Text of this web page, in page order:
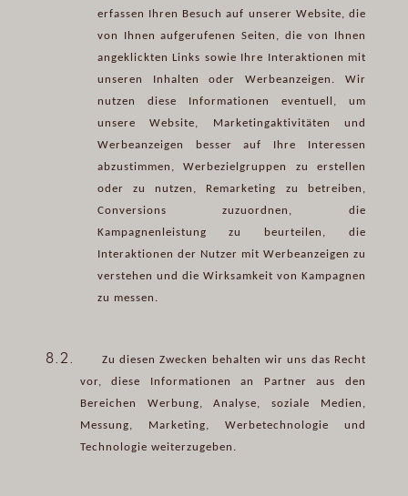
erfassen Ihren Besuch auf unserer Website, die
von Ihnen aufgerufenen Seiten, die von Ihnen
angeklickten Links sowie Ihre Interaktionen mit
unseren Inhalten oder Werbeanzeigen. Wir
nutzen diese Informationen eventuell, um
unsere Website, Marketingaktivitäten und
Werbeanzeigen besser auf Ihre Interessen
abzustimmen, Werbezielgruppen zu erstellen
oder zu nutzen, Remarketing zu betreiben,
Conversions zuzuordnen, die
Kampagnenleistung zu beurteilen, die
Interaktionen der Nutzer mit Werbeanzeigen zu
verstehen und die Wirksamkeit von Kampagnen
zu messen.
8.2.
Zu diesen Zwecken behalten wir uns das Recht
vor, diese Informationen an Partner aus den
Bereichen Werbung, Analyse, soziale Medien,
Messung, Marketing, Werbetechnologie und
Technologie weiterzugeben.